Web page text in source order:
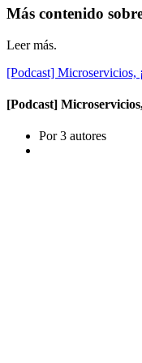
Más contenido
Leer más.
[Podcast] Microservicios,
[Podcast]
Por 3 autores